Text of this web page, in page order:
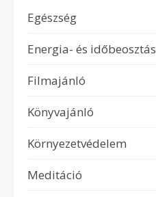
Egészség
Energia- és időbeosztás
Filmajánló
Könyvajánló
Környezetvédelem
Meditáció